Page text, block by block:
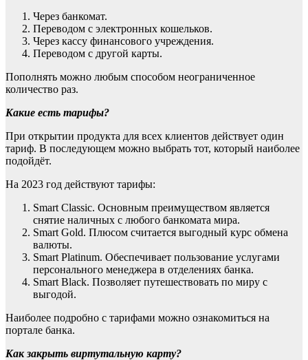
Через банкомат.
Переводом с электронных кошельков.
Через кассу финансового учреждения.
Переводом с другой карты.
Пополнять можно любым способом неограниченное
количество раз.
Какие есть тарифы?
При открытии продукта для всех клиентов действует один
тариф. В последующем можно выбрать тот, который наиболее
подойдёт.
На 2023 год действуют тарифы:
Smart Classic. Основным преимуществом является
снятие наличных с любого банкомата мира.
Smart Gold. Плюсом считается выгодный курс обмена
валюты.
Smart Platinum. Обеспечивает пользование услугами
персонального менеджера в отделениях банка.
Smart Black. Позволяет путешествовать по миру с
выгодой.
Наиболее подробно с тарифами можно ознакомиться на
портале банка.
Как закрыть виртутальную карту?